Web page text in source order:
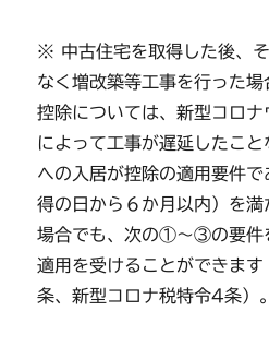
※ 中古住宅を取得した後、
なく増改築等工事を行った場
控除については、新型コロ
によって工事が遅延したこ
への入居が控除の適用要件
得の日から６か月以内）を
場合でも、次の①～③の要件
適用を受けることができま
条、新型コロナ税特令4条）。